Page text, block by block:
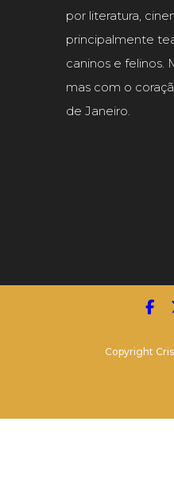
por literatura,
principalmente
caninos e felinos.
mas com o
de Janeiro.
Copyright